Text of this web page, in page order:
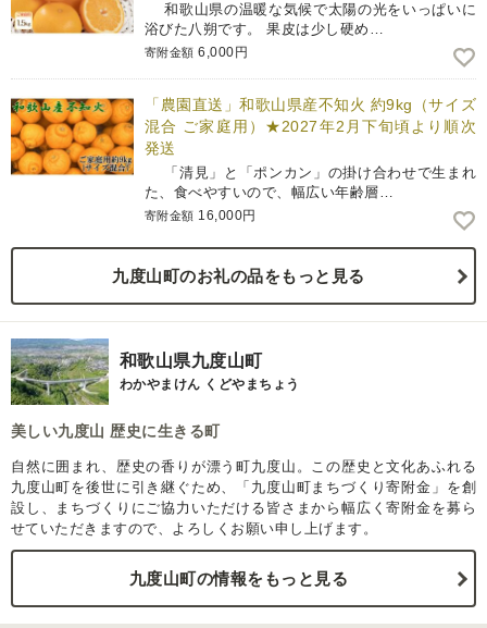
和歌山県の温暖な気候で太陽の光をいっぱいに
浴びた八朔です。 果皮は少し硬め…
寄附金額 6,000円
「農園直送」和歌山県産不知火 約9kg（サイズ
混合 ご家庭用）★2027年2月下旬頃より順次
発送
「清見」と「ポンカン」の掛け合わせで生まれ
た、食べやすいので、幅広い年齢層…
寄附金額 16,000円
九度山町のお礼の品をもっと見る
和歌山県九度山町
わかやまけん くどやまちょう
美しい九度山 歴史に生きる町
自然に囲まれ、歴史の香りが漂う町九度山。この歴史と文化あふれる
九度山町を後世に引き継ぐため、「九度山町まちづくり寄附金」を創
設し、まちづくりにご協力いただける皆さまから幅広く寄附金を募ら
せていただきますので、よろしくお願い申し上げます。
九度山町の情報をもっと見る